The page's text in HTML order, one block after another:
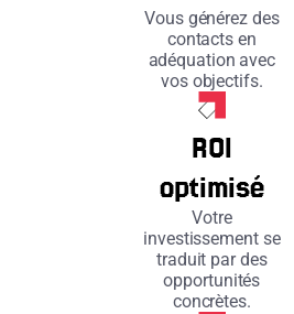
Vous générez des
contacts en
adéquation avec
vos objectifs.
ROI
optimisé
Votre
investissement se
traduit par des
opportunités
concrètes.